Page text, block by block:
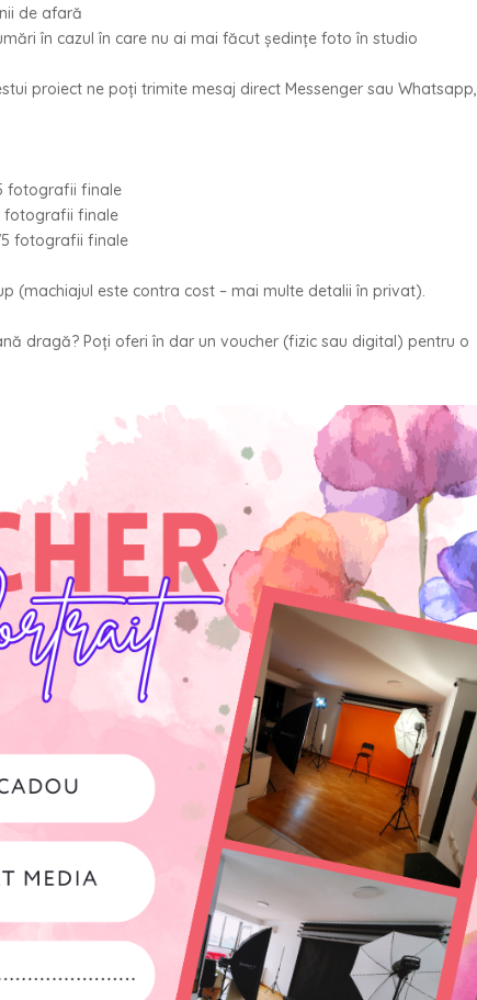
de afară
în cazul în care nu ai mai făcut ședințe foto în studio
proiect ne poți trimite mesaj direct Messenger sau Whatsapp,
fotografii finale
fotografii finale
fotografii finale
(machiajul este contra cost – mai multe detalii în privat).
dragă? Poți oferi în dar un voucher (fizic sau digital) pentru o